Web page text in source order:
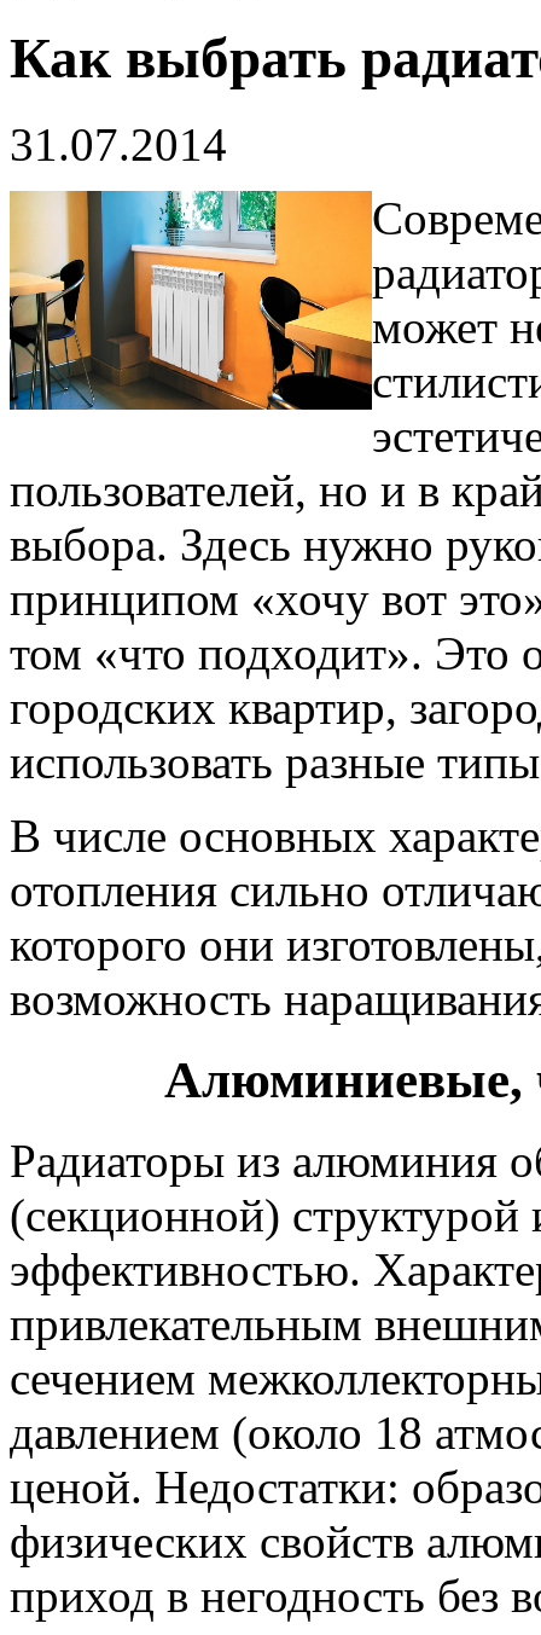
Как выбрать
31.07.2014
может
пользователей, но и в
выбора. Здесь нужно
принципом «хочу вот
том «что подходит». Это
городских квартир,
использовать разные
В числе основных
отопления сильно
которого они
возможность
Алюминиевые,
Радиаторы из алюминия
(секционной)
эффективностью.
привлекательным
сечением
давлением (около 18
ценой. Недостатки:
физических свойств
приход в негодность без